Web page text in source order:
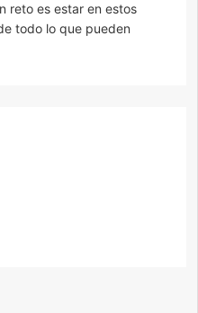
reto es estar en estos
todo lo que pueden